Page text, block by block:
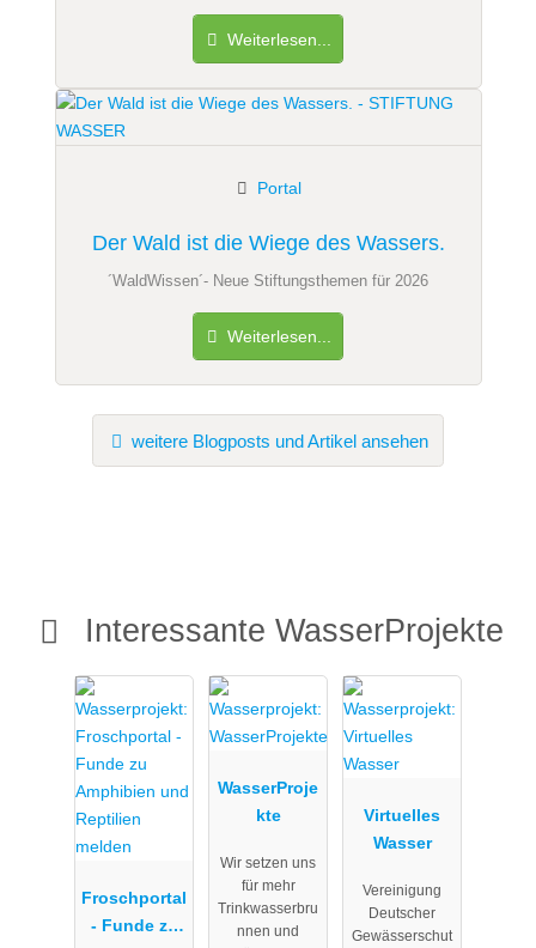
Weiterlesen...
Der Wald ist die Wiege des Wassers.
Portal
´WaldWissen´- Neue Stiftungsthemen für 2026
Weiterlesen...
weitere Blogposts und Artikel ansehen
Interessante WasserProjekte
Froschportal
- Funde zu
WasserProje
kte
Wir setzen uns
für mehr
Trinkwasserbru
nnen und
Virtuelles
Wasser
Vereinigung
Deutscher
Gewässerschut